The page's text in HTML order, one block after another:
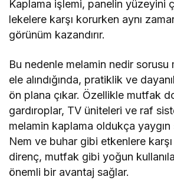
Kaplama işlemi, panelin yüzeyini
lekelere karşı korurken aynı
görünüm kazandırır.
Bu nedenle melamin nedir
ele alındığında, pratiklik ve
ön plana çıkar. Özellikle mutfak
gardıroplar, TV üniteleri ve raf
melamin kaplama oldukça yaygın
Nem ve buhar gibi etkenlere
direnç, mutfak gibi yoğun
önemli bir avantaj sağlar.